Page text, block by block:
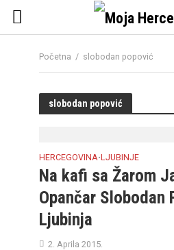
Početna / slobodan popović
slobodan popović
HERCEGOVINA•LJUBINJE
Na kafi sa Žarom
Opančar Slobodan
Ljubinja
2. Aprila 2015.